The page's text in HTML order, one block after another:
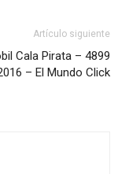
Artículo siguiente
Cala Pirata – 4899
– El Mundo Click